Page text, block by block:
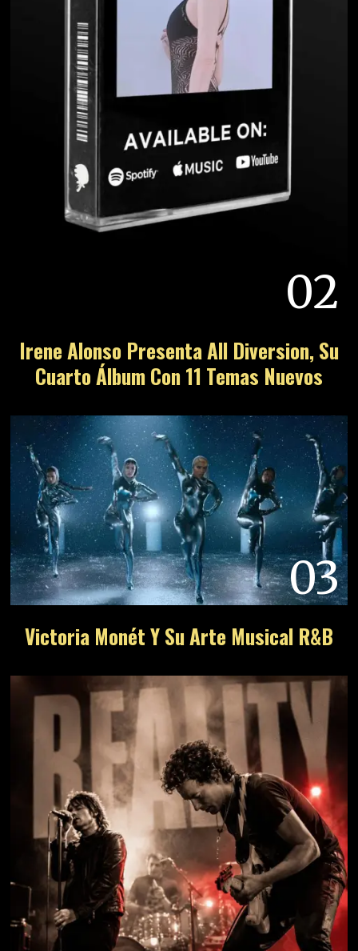
02
Irene Alonso Presenta All Diversion, Su
Cuarto Álbum Con 11 Temas Nuevos
03
Victoria Monét Y Su Arte Musical R&B